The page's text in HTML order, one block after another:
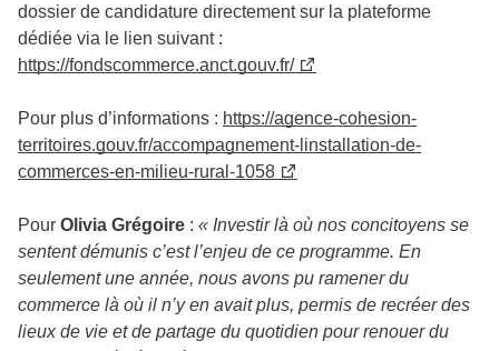
dossier de candidature directement sur la plateforme
dédiée via le lien suivant :
https://fondscommerce.anct.gouv.fr/
Pour plus d’informations : https://agence-cohesion-
territoires.gouv.fr/accompagnement-linstallation-de-
commerces-en-milieu-rural-1058
Pour Olivia Grégoire : « Investir là où nos concitoyens se
sentent démunis c’est l’enjeu de ce programme. En
seulement une année, nous avons pu ramener du
commerce là où il n’y en avait plus, permis de recréer des
lieux de vie et de partage du quotidien pour renouer du